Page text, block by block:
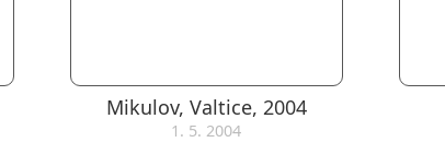
Mikulov, Valtice, 2004
1. 5. 2004